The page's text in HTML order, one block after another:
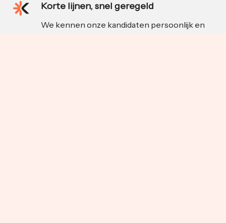
Korte lijnen, snel geregeld
We kennen onze kandidaten persoonlijk en